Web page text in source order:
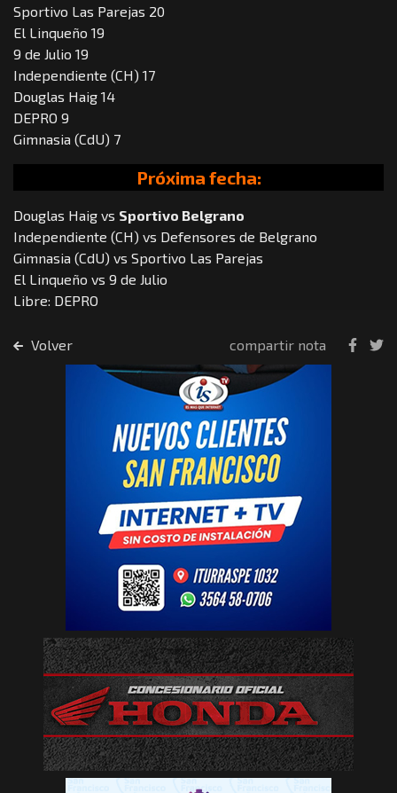
Sportivo Las Parejas 20
El Linqueño 19
9 de Julio 19
Independiente (CH) 17
Douglas Haig 14
DEPRO 9
Gimnasia (CdU) 7
Próxima fecha:
Douglas Haig vs Sportivo Belgrano
Independiente (CH) vs Defensores de Belgrano
Gimnasia (CdU) vs Sportivo Las Parejas
El Linqueño vs 9 de Julio
Libre: DEPRO
Volver compartir nota